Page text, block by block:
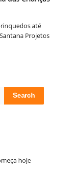
até
Projetos
hoje